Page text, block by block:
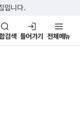
기
가기
입니다.
께 행복
검색 들어가기 전체메뉴